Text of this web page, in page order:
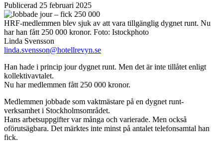
Publicerad 25 februari 2025
HRF-medlemmen blev sjuk av att vara tillgänglig dygnet runt. Nu
har han fått 250 000 kronor. Foto: Istockphoto
Linda Svensson
linda.svensson@hotellrevyn.se
Han hade i princip jour dygnet runt. Men det är inte tillåtet enligt
kollektivavtalet.
Nu har medlemmen fått 250 000 kronor.
Medlemmen jobbade som vaktmästare på en dygnet runt-
verksamhet i Stockholmsområdet.
Hans arbetsuppgifter var många och varierade. Men också
oförutsägbara. Det märktes inte minst på antalet telefonsamtal han
fick.